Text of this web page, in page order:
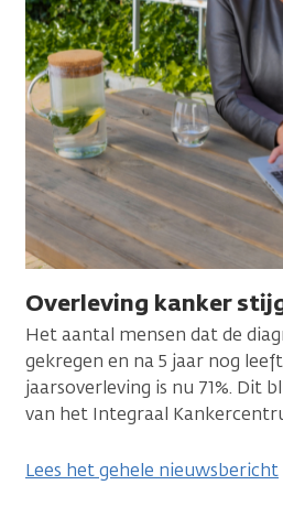
Overleving kanker
Het aantal mensen dat de
gekregen en na 5 jaar nog
jaarsoverleving is nu 71%. Dit
van het Integraal
Lees het gehele nieuwsbericht